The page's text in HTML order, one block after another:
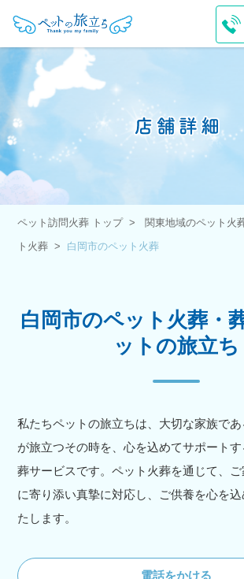
ペット訪問火葬 トップ 関東地域のペット火
ト火葬
白岡市のペット火葬
白岡市のペット火葬・
ットの旅立ち
私たちペットの旅立ちは、大切な家族で
が旅立つその時を、心を込めてサポート
葬サービスです。ペット火葬を通じて、
に寄り添い真摯に対応し、ご供養を心を
たします。
電話をかける